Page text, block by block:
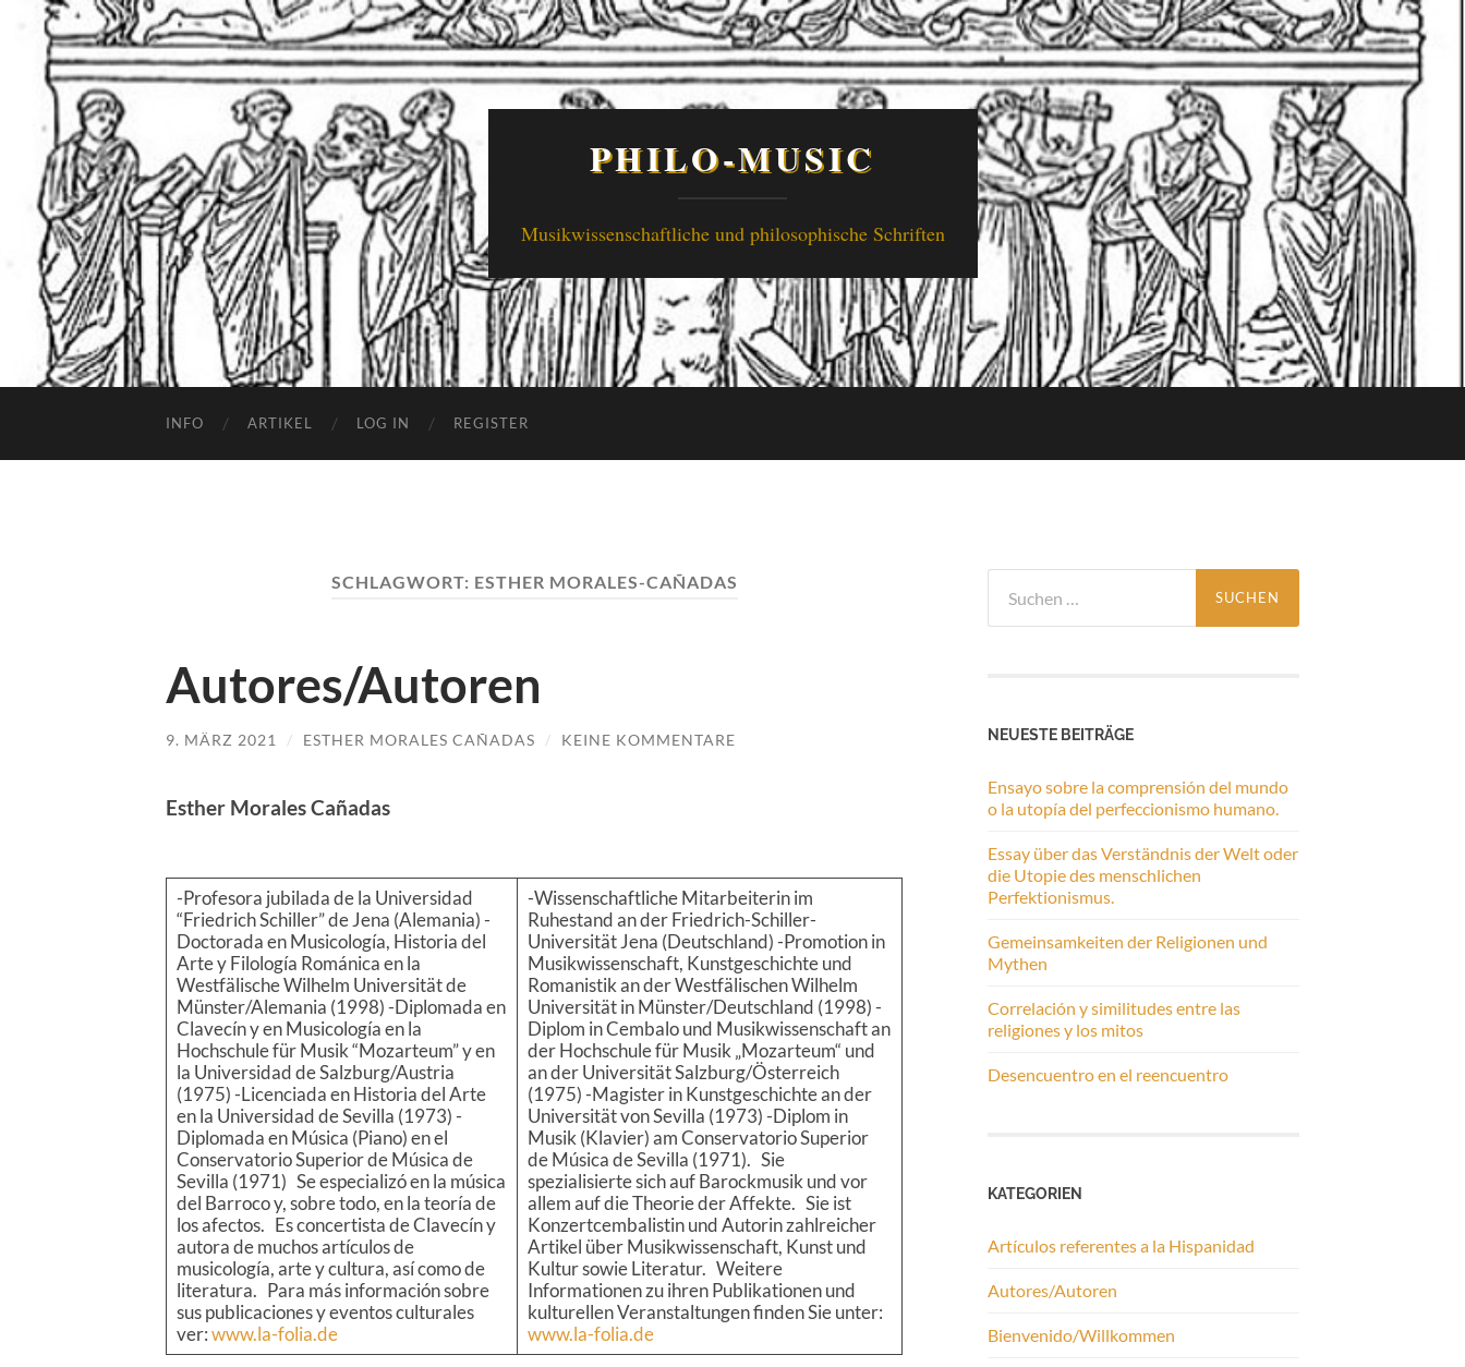
PHILO-MUSIC
Musikwissenschaftliche und philosophische Schriften
INFO ARTIKEL LOG IN REGISTER
SCHLAGWORT: ESTHER MORALES-CAÑADAS
Autores/Autoren
9. MÄRZ 2021 / ESTHER MORALES CAÑADAS / KEINE KOMMENTARE
Esther Morales Cañadas
-Profesora jubilada de la Universidad
“Friedrich Schiller” de Jena (Alemania) -
Doctorada en Musicología, Historia del
Arte y Filología Románica en la
Westfälische Wilhelm Universität de
Münster/Alemania (1998) -Diplomada en
Clavecín y en Musicología en la
Hochschule für Musik “Mozarteum” y en
la Universidad de Salzburg/Austria
(1975) -Licenciada en Historia del Arte
en la Universidad de Sevilla (1973) -
Diplomada en Música (Piano) en el
Conservatorio Superior de Música de
Sevilla (1971) Se especializó en la música
del Barroco y, sobre todo, en la teoría de
los afectos. Es concertista de Clavecín y
autora de muchos artículos de
musicología, arte y cultura, así como de
literatura. Para más información sobre
sus publicaciones y eventos culturales
ver:www.la-folia.de
-Wissenschaftliche Mitarbeiterin im
Ruhestand an der Friedrich-Schiller-
Universität Jena (Deutschland) -Promotion in
Musikwissenschaft, Kunstgeschichte und
Romanistik an der Westfälischen Wilhelm
Universität in Münster/Deutschland (1998) -
Diplom in Cembalo und Musikwissenschaft an
der Hochschule für Musik „Mozarteum“ und
an der Universität Salzburg/Österreich
(1975) -Magister in Kunstgeschichte an der
Universität von Sevilla (1973) -Diplom in
Musik (Klavier) am Conservatorio Superior
de Música de Sevilla (1971). Sie
spezialisierte sich auf Barockmusik und vor
allem auf die Theorie der Affekte. Sie ist
Konzertcembalistin und Autorin zahlreicher
Artikel über Musikwissenschaft, Kunst und
Kultur sowie Literatur. Weitere
Informationen zu ihren Publikationen und
kulturellen Veranstaltungen finden Sie unter:
www.la-folia.de
nach:
NEUESTE BEITRÄGE
Ensayo sobre la comprensión del mundo
o la utopía del perfeccionismo humano.
Essay über das Verständnis der Welt oder
die Utopie des menschlichen
Perfektionismus.
Gemeinsamkeiten der Religionen und
Mythen
Correlación y similitudes entre las
religiones y los mitos
Desencuentro en el reencuentro
KATEGORIEN
Artículos referentes a la Hispanidad
Autores/Autoren
Bienvenido/Willkommen